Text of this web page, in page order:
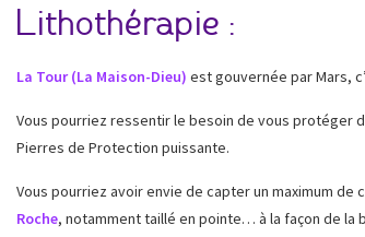
Lithothérapie :
La Tour (La Maison-Dieu) est gouvernée par Mars,
Vous pourriez ressentir le besoin de vous protéger
Pierres de Protection puissante.
Vous pourriez avoir envie de capter un maximum
Roche, notamment taillé en pointe… à la façon de la